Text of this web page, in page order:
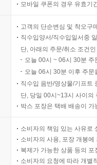
모바일 쿠폰의 경우 유효기
고객의 단순변심 및 착오구
직수입양서/직수입일서중
단, 아래의 주문/취소 조건
오늘 00시 ~ 06시 30분
오늘 06시 30분 이후 주
직수입 음반/영상물/기프트
단, 당일 00시~13시 사이의
박스 포장은 택배 배송이
소비자의 책임 있는 사유로
소비자의 사용, 포장 개봉
복제가 가능한 상품 등의
소비자의 요청에 따라 개별